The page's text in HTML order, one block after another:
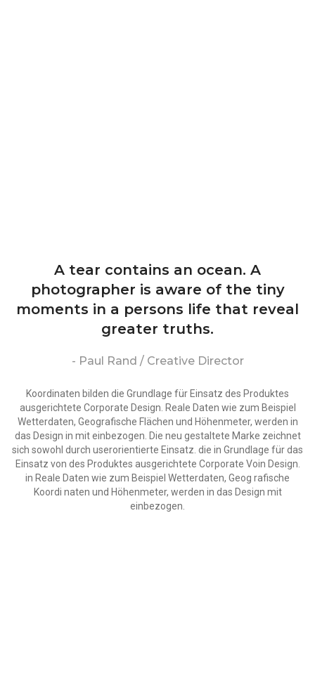
A tear contains an ocean. A
photographer is aware of the tiny
moments in a persons life that reveal
greater truths.
- Paul Rand / Creative Director
Koordinaten bilden die Grundlage für Einsatz des Produktes
ausgerichtete Corporate Design. Reale Daten wie zum Beispiel
Wetterdaten, Geografische Flächen und Höhenmeter, werden in
das Design in mit einbezogen. Die neu gestaltete Marke zeichnet
sich sowohl durch userorientierte Einsatz. die in Grundlage für das
Einsatz von des Produktes ausgerichtete Corporate Voin Design.
in Reale Daten wie zum Beispiel Wetterdaten, Geog rafische
Koordi naten und Höhenmeter, werden in das Design mit
einbezogen.